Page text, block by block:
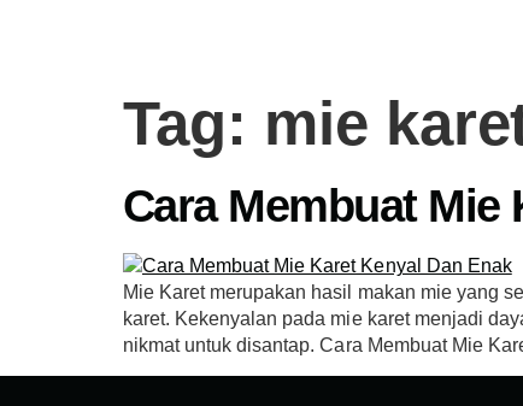
Tag: mie
Cara Membuat Mie
Mie Karet merupakan hasil makan mie yang
karet. Kekenyalan pada mie karet menjadi
nikmat untuk disantap. Cara Membuat Mie